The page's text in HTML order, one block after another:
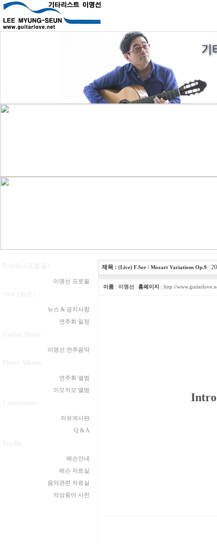
이명선 프로필
뉴스 & 공지사항
연주회 일정
이명선 연주음악
연주회 앨범
이모저모 앨범
자유게시판
Q & A
레슨안내
레슨 자료실
음악관련 자료실
악상용어 사전
제목 : (Live) F.Sor / Mozart Variations Op.9
이름 : 이명선 홈페이지 : http://